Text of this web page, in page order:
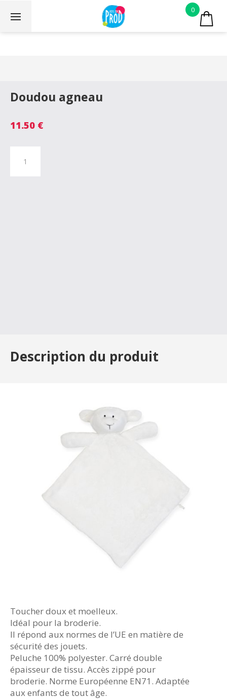
Doudou agneau
11.50 €
Description du produit
Toucher doux et moelleux.
Idéal pour la broderie.
Il répond aux normes de l’UE en matière de
sécurité des jouets.
Peluche 100% polyester. Carré double
épaisseur de tissu. Accès zippé pour
broderie. Norme Européenne EN71. Adaptée
aux enfants de tout âge.
0